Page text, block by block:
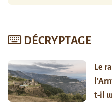
DÉCRYPTAGE
Le
t-il